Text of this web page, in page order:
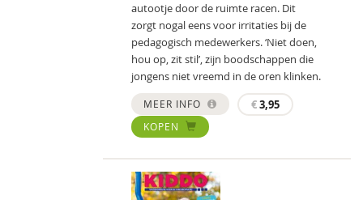
autootje door de ruimte racen. Dit
zorgt nogal eens voor irritaties bij de
pedagogisch medewerkers. ‘Niet doen,
hou op, zit stil’, zijn boodschappen die
jongens niet vreemd in de oren klinken.
MEER INFO €3,95
KOPEN